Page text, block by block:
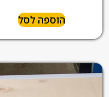
הוספה לסל